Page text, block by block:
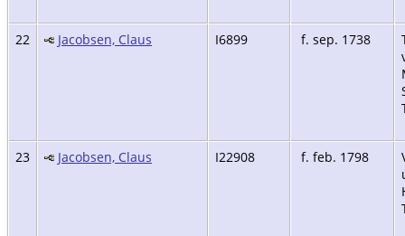
22 Jacobsen, Claus I6899 f. sep. 1738
23 Jacobsen, Claus I22908 f. feb. 1798